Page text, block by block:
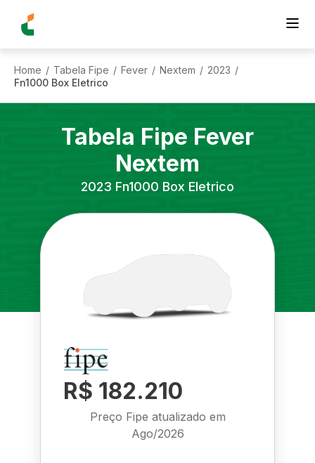
Home / Tabela Fipe / Fever / Nextem / 2023 /
Fn1000 Box Eletrico
Tabela Fipe Fever
Nextem
2023 Fn1000 Box Eletrico
R$ 182.210
Preço Fipe atualizado em
Ago/2026